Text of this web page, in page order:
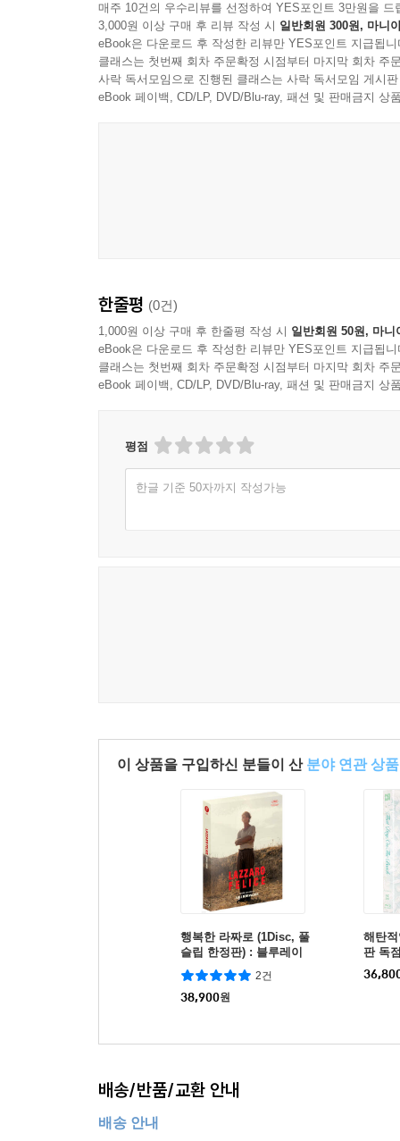
매주 10건의 우수리뷰를 선정하여 YES포인트 3만원을 드
3,000원 이상 구매 후 리뷰 작성 시 일반회원 300원, 마니
eBook은 다운로드 후 작성한 리뷰만 YES포인트 지급됩니
클래스는 첫번째 회차 주문확정 시점부터 마지막 회차 주
사락 독서모임으로 진행된 클래스는 사락 독서모임 게시
eBook 페이백, CD/LP, DVD/Blu-ray, 패션 및 판매금지 상
한줄평 (0건)
1,000원 이상 구매 후 한줄평 작성 시 일반회원 50원, 마니
eBook은 다운로드 후 작성한 리뷰만 YES포인트 지급됩니
클래스는 첫번째 회차 주문확정 시점부터 마지막 회차 주
eBook 페이백, CD/LP, DVD/Blu-ray, 패션 및 판매금지 상
평점
한글 기준 50자까지 작성가능
이 상품을 구입하신 분들이 산 분야 연관 상품
행복한 라짜로 (1Disc, 풀
슬립 한정판) : 블루레이
2건
38,900원
해탄
판 독
풀슬
이
배송/반품/교환 안내
배송 안내